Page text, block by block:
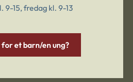
9-15, fredag kl. 9-13
et barn/en ung?